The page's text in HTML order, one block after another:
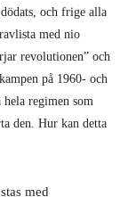
och frige alla
med nio
revolutionen” och
på 1960- och
regimen som
den. Hur kan detta
med